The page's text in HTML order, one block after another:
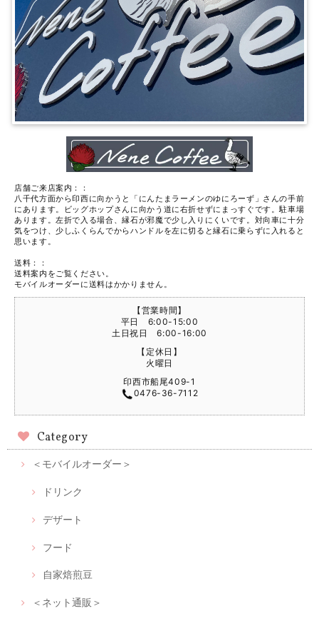
店舗ご来店案内：：
八千代方面から印西に向かうと「にんたまラーメンのゆにろーず」さんの手前
にあります。ビッグホップさんに向かう道に右折せずにまっすぐです。駐車場
あります。左折で入る場合、縁石が邪魔で少し入りにくいです。対向車に十分
気をつけ、少しふくらんでからハンドルを左に切ると縁石に乗らずに入れると
思います。
送料：：
送料案内をご覧ください。
モバイルオーダーに送料はかかりません。
【営業時間】
平日 6:00-15:00
土日祝日 6:00-16:00
【定休日】
火曜日
印西市船尾409-1
0476-36-7112
Category
＜モバイルオーダー＞
ドリンク
デザート
フード
自家焙煎豆
＜ネット通販＞